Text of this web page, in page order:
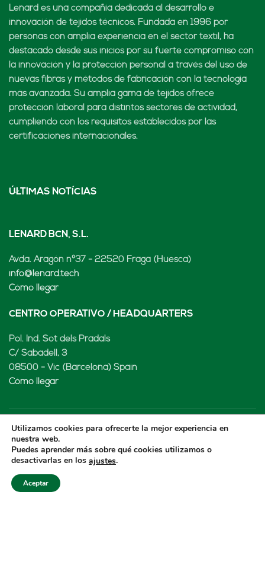
Lenard es una compañía dedicada al desarrollo e
innovación de tejidos técnicos. Fundada en 1996 por
personas con amplia experiencia en el sector textil, ha
destacado desde sus inicios por su fuerte compromiso con
la innovación y la protección personal a través del uso de
nuevas fibras y métodos de fabricación con la tecnología
más avanzada. Su amplia gama de tejidos ofrece
protección laboral para distintos sectores de actividad,
cumpliendo con los requisitos establecidos por las
certificaciones internacionales.
ÚLTIMAS NOTÍCIAS
LENARD BCN, S.L.
Avda. Aragón nº37 - 22520 Fraga (Huesca)
info@lenard.tech
Cómo llegar
CENTRO OPERATIVO / HEADQUARTERS
Pol. Ind. Sot dels Pradals
C/ Sabadell, 3
08500 - Vic (Barcelona) Spain
Cómo llegar
LENARD MX, S de RL de CV
Rio Atoyac 30. Parque Industrial Empresarial
Cuautlancingo
Cuautlancingo, 72730 Puebla (México)
Utilizamos cookies para ofrecerte la mejor experiencia en
nuestra web.
Puedes aprender más sobre qué cookies utilizamos o
desactivarlas en los ajustes.
Aceptar